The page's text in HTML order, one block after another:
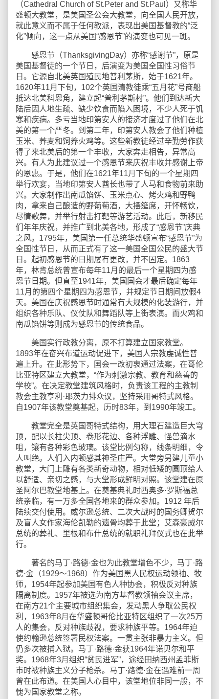
（Cathedral Church of St.Peter and St.Paul）又称华
盛顿大教堂，是美国圣公会大教堂，向全国人民开放，
就此意义而不属于任何教派，表现出美国基督教的“泛
化”倾向，这一点从美国“感恩节”的演变也可见一斑。
感恩节（ThanksgivingDay）亦称“感谢节”，原是
美国基督徒的一个节日，后演变为美国全国性习俗节
日。它源自北美英国殖民地普利茅斯，始于1621年。
1620年11月下旬，102个英国清教徒乘“五月花”号商船
抵达北美科恩角，建立起“普利茅斯村”。他们到达新大
陆后因人地生疏、缺少饮食而陷入困境，不少人死于饥
寒和疾病。多亏当地印第安人的接济才度过了他们在北
美的第一个严冬。到第二年，印第安人教会了他们种植
玉米、荞麦和饲养火鸡等。这些新教徒经过辛勤劳作获
得了来北美后的第一个丰收，大家奔走相告，异常高
兴。有人为此建议过一个感恩节来庆祝丰收并感谢上帝
的恩惠。于是，他们在1621年11月下旬的一个星期四
举行欢宴，当地印第安人酋长也带了人马和食物前来助
兴。大家制作出南瓜馅饼、玉米点心、烤火鸡和野鸭
肉，拿来自己酿造的野葡萄酒，大摆筵席，开怀畅饮，
尽情歌舞，并举行射击打靶等游艺活动。此后，新移民
们年年庆祝，并推广到北美各地，形成了“感恩节”庆典
之风。1795年，美国第一任总统华盛顿宣布“感恩节”为
全国性节日，从而正式有了这一美国全国公民的盛大节
日。起初感恩节的日期屡有更改，并不固定。1863
年，林肯总统曾宣布每年11月的最后一个星期四为感
恩节日期。但直至1941年，美国国会才最后确定每年
11月的第四个星期四为感恩节，并规定节日期间放假4
天。美国在庆祝感恩节时通常有大规模的化装游行，并
组织各种乐队、仪仗队和舞蹈队等上街表演。而火鸡和
南瓜馅饼等则成为感恩节的传统食品。
美国实行政教分离，原不打算建立国家教堂。
1893年在奋兴布道运动促进下，美国人宗教虔诚性普
遍上升。在此形势下，国会一改初衷通过法案，在哥伦
比亚特区建立大教堂，“作为刺激宗教、教育和慈善的
学校”。在决定教堂建筑风格时，负责该工程的主教制
教会主教亨利·耶茨力排众议，坚持采用哥特式风格。
自1907年该教堂奠基起，历时83年，到1990年竣工。
教堂完全是英国哥特式结构，用大理石建造巨大穹
顶，配以长柱尖顶、卷形花边、各种浮雕、怪兽滴水
咀，镶有各种彩色玻璃。该堂比例匀称，线条明细，令
人叫绝。人们入内顿感其神圣庄严。大堂旁另建儿童小
教堂，大门上雕有各类新奇动物，相对低矮的圆顶给人
以舒适、亲切之感，与大堂形成鲜明对照。该堂建在原
圣阿尔巴教堂地基上。在奠基典礼时西奥多·罗斯福总
统亲临，有一万多全国各地来的群众参加。1912 年后
陆续交付使用。威尔逊总统、二次大战时的国务卿贺尔
及盲人女作家海伦凯勒的遗骨均葬于此堂；艾森豪威尔
总统的葬礼、里根和布什总统的就职礼拜仪式也在此举
行。
著名的马丁·路德·金也为此教堂增色不少，马丁·路
德·金（1929～1968）作为美国黑人民权运动领袖、牧
师，1954年起参加美国有色人种协会，积极反对种族
隔离制度。1957年被选为南方基督教领袖会议主席，
在南方21个主要城市组织集会，发动黑人争取公民权
利，1963年8月在华盛顿哥伦比亚特区组织了一次25万
人的集会，反对种族歧视，要求种族平等。1964年迫
使约翰逊总统签署民权法案。一贯主张非暴力主义。但
仍多次被捕入狱。马丁·路德·金获1964年诺贝尔和平
奖。1968年3月组织“贫民进军”，途经田纳西州孟菲斯
市时被种族主义分子枪杀。马丁·路德·金在遇难前一周
曾在此布道。在美国人心目中，该堂地位非同一般，不
愧为国家教堂之称。